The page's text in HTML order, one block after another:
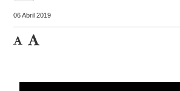
06 Abril 2019